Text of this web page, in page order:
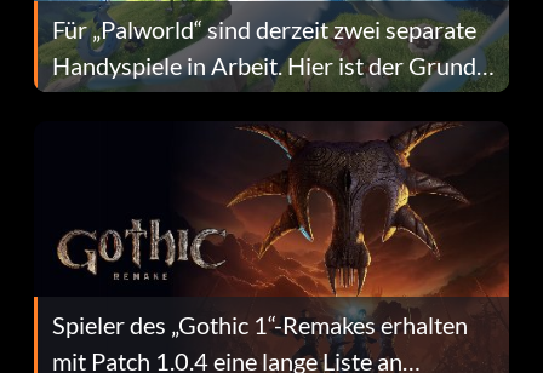
Für „Palworld“ sind derzeit zwei separate
Handyspiele in Arbeit. Hier ist der Grund
dafür.
Spieler des „Gothic 1“-Remakes erhalten
mit Patch 1.0.4 eine lange Liste an